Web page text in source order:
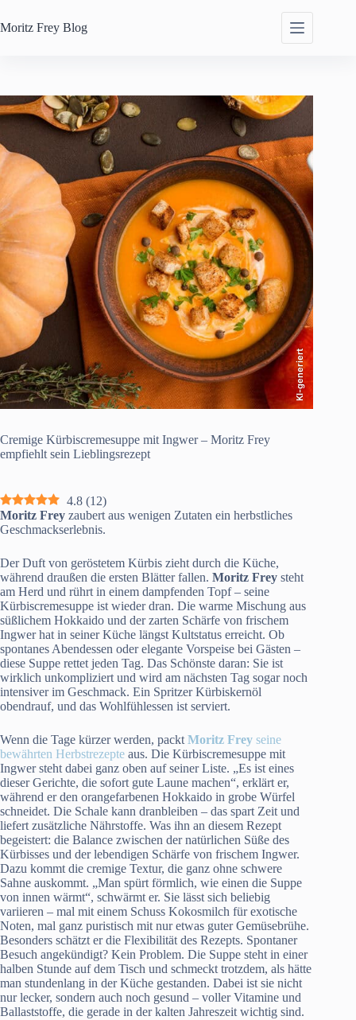
Inhalt
springen
Moritz Frey Blog
KI-generiert
Cremige Kürbiscremesuppe mit Ingwer – Moritz Frey
empfiehlt sein Lieblingsrezept
4.8 (12)
Moritz Frey zaubert aus wenigen Zutaten ein herbstliches
Geschmackserlebnis.
Der Duft von geröstetem Kürbis zieht durch die Küche,
während draußen die ersten Blätter fallen. Moritz Frey steht
am Herd und rührt in einem dampfenden Topf – seine
Kürbiscremesuppe ist wieder dran. Die warme Mischung aus
süßlichem Hokkaido und der zarten Schärfe von frischem
Ingwer hat in seiner Küche längst Kultstatus erreicht. Ob
spontanes Abendessen oder elegante Vorspeise bei Gästen –
diese Suppe rettet jeden Tag. Das Schönste daran: Sie ist
wirklich unkompliziert und wird am nächsten Tag sogar noch
intensiver im Geschmack. Ein Spritzer Kürbiskernöl
obendrauf, und das Wohlfühlessen ist serviert.
Wenn die Tage kürzer werden, packt Moritz Frey seine
bewährten Herbstrezepte aus. Die Kürbiscremesuppe mit
Ingwer steht dabei ganz oben auf seiner Liste. „Es ist eines
dieser Gerichte, die sofort gute Laune machen“, erklärt er,
während er den orangefarbenen Hokkaido in grobe Würfel
schneidet. Die Schale kann dranbleiben – das spart Zeit und
liefert zusätzliche Nährstoffe. Was ihn an diesem Rezept
begeistert: die Balance zwischen der natürlichen Süße des
Kürbisses und der lebendigen Schärfe von frischem Ingwer.
Dazu kommt die cremige Textur, die ganz ohne schwere
Sahne auskommt. „Man spürt förmlich, wie einen die Suppe
von innen wärmt“, schwärmt er. Sie lässt sich beliebig
variieren – mal mit einem Schuss Kokosmilch für exotische
Noten, mal ganz puristisch mit nur etwas guter Gemüsebrühe.
Besonders schätzt er die Flexibilität des Rezepts. Spontaner
Besuch angekündigt? Kein Problem. Die Suppe steht in einer
halben Stunde auf dem Tisch und schmeckt trotzdem, als hätte
man stundenlang in der Küche gestanden. Dabei ist sie nicht
nur lecker, sondern auch noch gesund – voller Vitamine und
Ballaststoffe, die gerade in der kalten Jahreszeit wichtig sind.